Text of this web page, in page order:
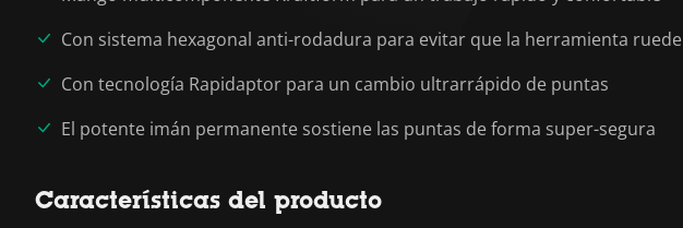
Con sistema hexagonal anti-rodadura para evitar que la herramienta ruede
Con tecnología Rapidaptor para un cambio ultrarrápido de puntas
El potente imán permanente sostiene las puntas de forma super-segura
Características del producto